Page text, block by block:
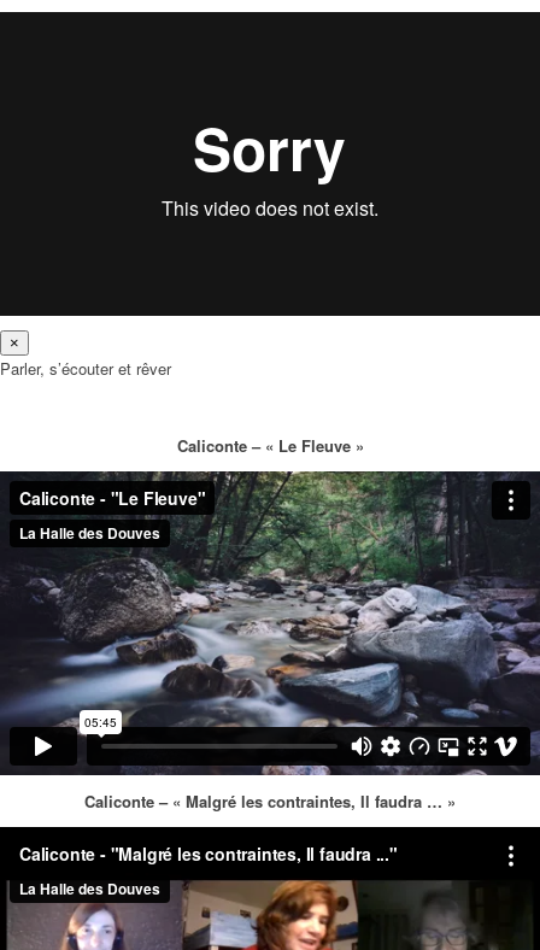
×
Parler, s’écouter et rêver
Caliconte – « Le Fleuve »
Caliconte – « Malgré les contraintes, Il faudra … »